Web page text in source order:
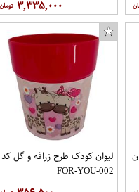
۳,۳۳۵,۰۰۰
لیوان کودک طرح زرافه و گل کد
FOR-YOU-002